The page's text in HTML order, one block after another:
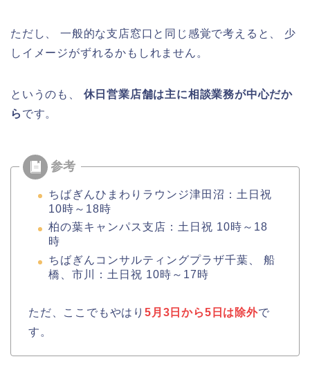
ただし、 一般的な支店窓口と同じ感覚で考えると、 少
しイメージがずれるかもしれません。
というのも、 休日営業店舗は主に相談業務が中心だか
ら です。
ちばぎんひまわりラウンジ津田沼：土日祝
10時～18時
柏の葉キャンパス支店：土日祝 10時～18
時
ちばぎんコンサルティングプラザ千葉、 船
橋、市川：土日祝 10時～17時
ただ、ここでもやはり 5月3日から5日は除外で
す。